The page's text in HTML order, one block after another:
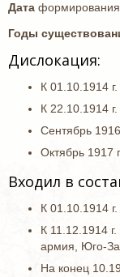
Дата
Годы
Дислокация:
К 01.10.1914
К 22.10.1914 г.
Сентябрь
Октябрь 1917
Входил в
К 01.10.1914
К 11.12.1914 г.
армия, Юго-
На конец